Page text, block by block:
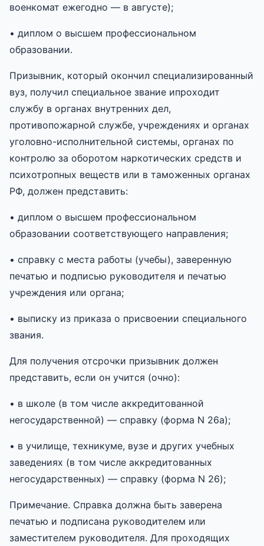
военкомат ежегодно — в августе);
• диплом о высшем профессиональном
образовании.
Призывник, который окончил специализированный
вуз, получил специальное звание ипроходит
службу в органах внутренних дел,
противопожарной службе, учреждениях и органах
уголовно-исполнительной системы, органах по
контролю за оборотом наркотических средств и
психотропных веществ или в таможенных органах
РФ, должен представить:
• диплом о высшем профессиональном
образовании соответствующего направления;
• справку с места работы (учебы), заверенную
печатью и подписью руководителя и печатью
учреждения или органа;
• выписку из приказа о присвоении специального
звания.
Для получения отсрочки призывник должен
представить, если он учится (очно):
• в школе (в том числе аккредитованной
негосударственной) — справку (форма N 26а);
• в училище, техникуме, вузе и других учебных
заведениях (в том числе аккредитованных
негосударственных) — справку (форма N 26);
Примечание. Справка должна быть заверена
печатью и подписана руководителем или
заместителем руководителя. Для проходящих